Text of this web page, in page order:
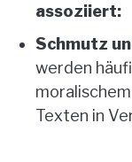
assoziiert:
Schmutz
werden
Texten in